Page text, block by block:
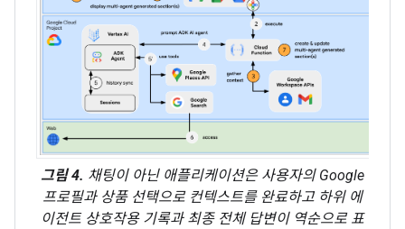
그림 4. 채팅이 아닌 애플리케이션은 사용자의 Google
프로필과 상품 선택으로 컨텍스트를 완료하고 하위 에
이전트 상호작용 기록과 최종 전체 답변이 역순으로 표